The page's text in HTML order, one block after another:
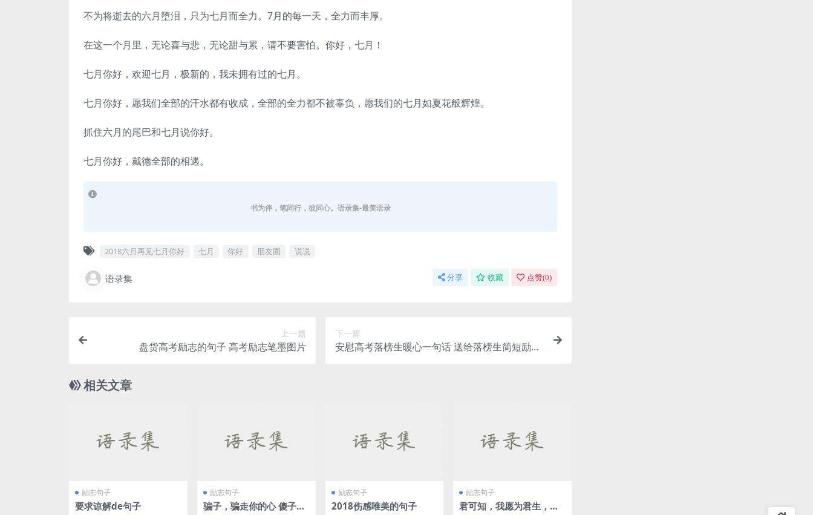
不为将逝去的六月堕泪，只为七月而全力。7月的每一天，全力而丰厚。
在这一个月里，无论喜与悲，无论甜与累，请不要害怕。你好，七月！
七月你好，欢迎七月，极新的，我未拥有过的七月。
七月你好，愿我们全部的汗水都有收成，全部的全力都不被辜负，愿我们的七月如夏花般辉煌。
抓住六月的尾巴和七月说你好。
七月你好，戴德全部的相遇。
书为伴，笔同行，彼同心。语录集-最美语录
2018六月再见七月你好 七月 你好 朋友圈 说说
语录集 分享 收藏 点赞(0)
上一篇
盘货高考励志的句子 高考励志笔墨图片
下一篇
安慰高考落榜生暖心一句话 送给落榜生简短励志
相关文章
励志句子
要求谅解de句子
励志句子
骗子，骗走你的心 傻子，
励志句子
2018伤感唯美的句子
励志句子
君可知，我愿为君生，一